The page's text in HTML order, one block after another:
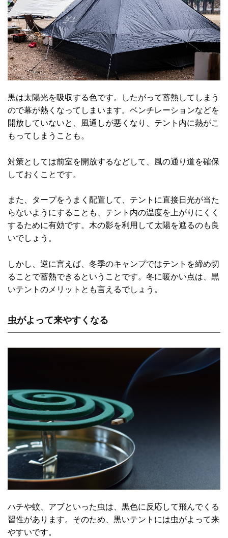
黒は太陽光を吸収する色です。したがって蓄熱してしまう
ので幕が熱くなってしまいます。ベンチレーションなどを
開放していないと、風通しが悪くなり、テント内に熱がこ
もってしまうことも。
対策としては前室を開放するなどして、風の通り道を確保
しておくことです。
また、タープをうまく配置して、テントに直接日光が当た
らないようにすることも、テント内の温度を上がりにくく
するために有効です。木の影を利用して太陽を遮るのも良
いでしょう。
しかし、逆に言えば、冬季のキャンプではテントを締め切
ることで蓄熱できるということです。冬に暖かい点は、黒
いテントのメリットとも言えるでしょう。
虫がよって来やすくなる
ハチや蚊、アブといった虫は、黒色に反応して飛んでくる
習性があります。そのため、黒いテントには虫がよって来
やすいです。